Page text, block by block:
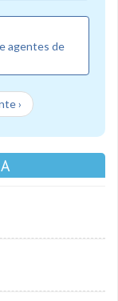
agentes de
›